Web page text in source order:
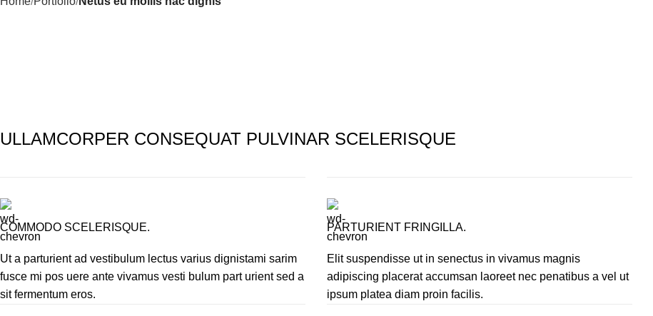
ULLAMCORPER CONSEQUAT PULVINAR SCELERISQUE
COMMODO SCELERISQUE.
Ut a parturient ad vestibulum lectus varius dignistami sarim
fusce mi pos uere ante vivamus vesti bulum part urient sed a
sit fermentum eros.
PARTURIENT FRINGILLA.
Elit suspendisse ut in senectus in vivamus magnis
adipiscing placerat accumsan laoreet nec penatibus a vel ut
ipsum platea diam proin facilis.